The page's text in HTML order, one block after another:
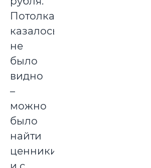
Потолка,
казалось,
не
было
видно
–
можно
было
найти
ценники